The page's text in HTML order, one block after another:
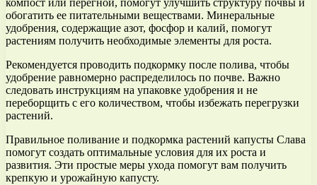
обогатить ее питательными веществами. Минеральные
удобрения, содержащие азот, фосфор и калий, помогут
растениям получить необходимые элементы для роста.
Рекомендуется проводить подкормку после полива, чтобы
удобрение равномерно распределилось по почве. Важно
следовать инструкциям на упаковке удобрения и не
переборщить с его количеством, чтобы избежать перегрузки
растений.
Правильное поливание и подкормка растений капусты Слава
помогут создать оптимальные условия для их роста и
развития. Эти простые меры ухода помогут вам получить
крепкую и урожайную капусту.